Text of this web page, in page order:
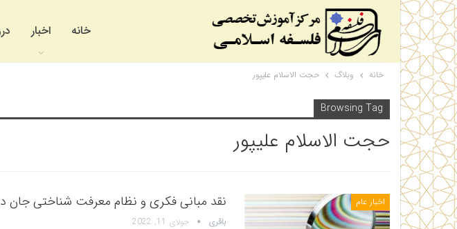
خانه اخبار
خانه وبلاگ حجت الاسلام علیپور
Browsing Tag
حجت الاسلام علیپور
اخبار عام نقد مبانی فکری و نظام معرفت شناختی جان
باقری جولای 11, 2022